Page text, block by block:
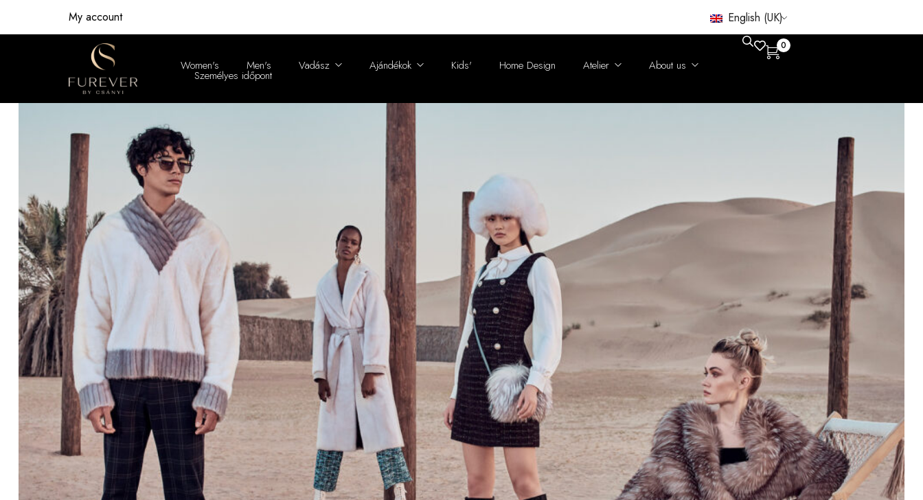
My account English (UK)
Women's Men's Vadász Ajándékok
Cap, ear protection, headband
Scarves, collars, stoles
Kids' Home Design Atelier
A szőrmék világa
Swakara
Sable
About us
Személyes időpont
0